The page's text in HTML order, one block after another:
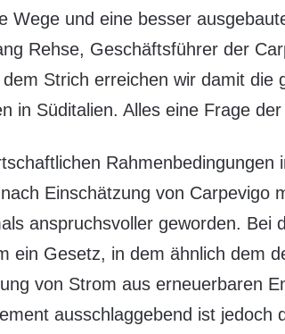
Wege und eine besser
Rehse, Geschäftsführer der
dem Strich erreichen wir damit
in Süditalien. Alles eine Frage
Einschätzung von Carpevigo
anspruchsvoller geworden. Bei
ein Gesetz, in dem ähnlich dem
von Strom aus erneuerbaren
ausschlaggebend ist jedoch